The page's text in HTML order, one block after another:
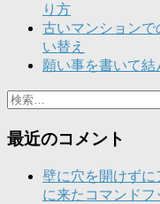
り方
古いマンションで
い替え
願い事を書いて
検
最近のコメント
壁に穴を開けず
に来たコマンド